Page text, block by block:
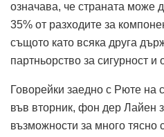
означава, че страната може
35% от разходите за
същото като всяка друга
партньорство за сигурност
Говорейки заедно с Рюте
във вторник, фон дер Лайен
възможности за много тясно